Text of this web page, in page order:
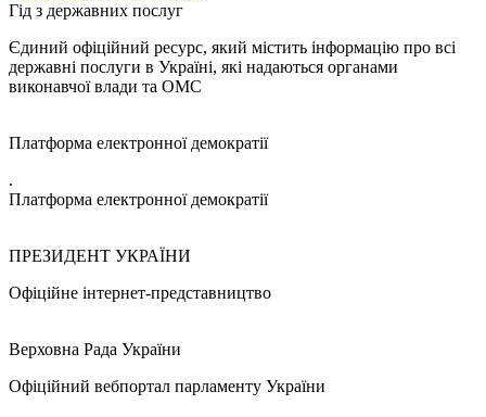
Гід з державних послуг
Єдиний офіційний ресурс, який містить інформацію про всі
державні послуги в Україні, які надаються органами
виконавчої влади та ОМС
Платформа електронної демократії
.
Платформа електронної демократії
ПРЕЗИДЕНТ УКРАЇНИ
Офіційне інтернет-представництво
Верховна Рада України
Офіційний вебпортал парламенту України